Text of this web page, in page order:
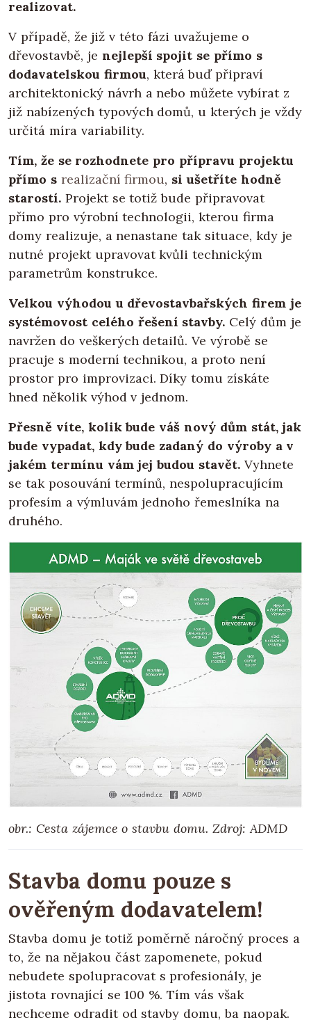
realizovat.
V případě, že již v této fázi uvažujeme o
dřevostavbě, je nejlepší spojit se přímo s
dodavatelskou firmou, která buď připraví
architektonický návrh a nebo můžete vybírat z
již nabízených typových domů, u kterých je vždy
určitá míra variability.
Tím, že se rozhodnete pro přípravu projektu
přímo s realizační firmou, si ušetříte hodně
starostí. Projekt se totiž bude připravovat
přímo pro výrobní technologii, kterou firma
domy realizuje, a nenastane tak situace, kdy je
nutné projekt upravovat kvůli technickým
parametrům konstrukce.
Velkou výhodou u dřevostavbařských firem je
systémovost celého řešení stavby. Celý dům je
navržen do veškerých detailů. Ve výrobě se
pracuje s moderní technikou, a proto není
prostor pro improvizaci. Díky tomu získáte
hned několik výhod v jednom.
Přesně víte, kolik bude váš nový dům stát, jak
bude vypadat, kdy bude zadaný do výroby a v
jakém termínu vám jej budou stavět. Vyhnete
se tak posouvání termínů, nespolupracujícím
profesím a výmluvám jednoho řemeslníka na
druhého.
obr.: Cesta zájemce o stavbu domu. Zdroj: ADMD
Stavba domu pouze s
ověřeným dodavatelem!
Stavba domu je totiž poměrně náročný proces a
to, že na nějakou část zapomenete, pokud
nebudete spolupracovat s profesionály, je
jistota rovnající se 100 %. Tím vás však
nechceme odradit od stavby domu, ba naopak.